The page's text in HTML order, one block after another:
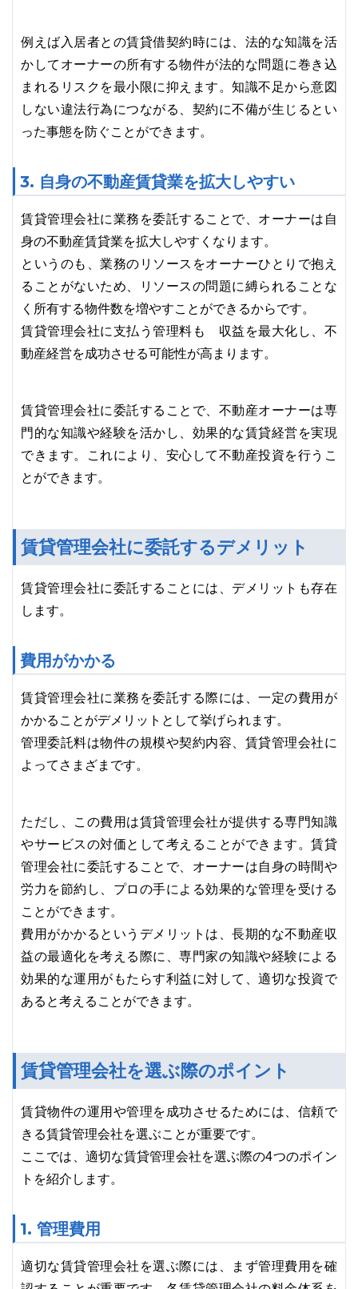
例えば入居者との賃貸借契約時には、法的な知識を活
かしてオーナーの所有する物件が法的な問題に巻き込
まれるリスクを最小限に抑えます。知識不足から意図
しない違法行為につながる、契約に不備が生じるとい
った事態を防ぐことができます。
3. 自身の不動産賃貸業を拡大しやすい
賃貸管理会社に業務を委託することで、オーナーは自
身の不動産賃貸業を拡大しやすくなります。
というのも、業務のリソースをオーナーひとりで抱え
ることがないため、リソースの問題に縛られることな
く所有する物件数を増やすことができるからです。
賃貸管理会社に支払う管理料も 収益を最大化し、不
動産経営を成功させる可能性が高まります。
賃貸管理会社に委託することで、不動産オーナーは専
門的な知識や経験を活かし、効果的な賃貸経営を実現
できます。これにより、安心して不動産投資を行うこ
とができます。
賃貸管理会社に委託するデメリット
賃貸管理会社に委託することには、デメリットも存在
します。
費用がかかる
賃貸管理会社に業務を委託する際には、一定の費用が
かかることがデメリットとして挙げられます。
管理委託料は物件の規模や契約内容、賃貸管理会社に
よってさまざまです。
ただし、この費用は賃貸管理会社が提供する専門知識
やサービスの対価として考えることができます。賃貸
管理会社に委託することで、オーナーは自身の時間や
労力を節約し、プロの手による効果的な管理を受ける
ことができます。
費用がかかるというデメリットは、長期的な不動産収
益の最適化を考える際に、専門家の知識や経験による
効果的な運用がもたらす利益に対して、適切な投資で
あると考えることができます。
賃貸管理会社を選ぶ際のポイント
賃貸物件の運用や管理を成功させるためには、信頼で
きる賃貸管理会社を選ぶことが重要です。
ここでは、適切な賃貸管理会社を選ぶ際の4つのポイン
トを紹介します。
1. 管理費用
適切な賃貸管理会社を選ぶ際には、まず管理費用を確